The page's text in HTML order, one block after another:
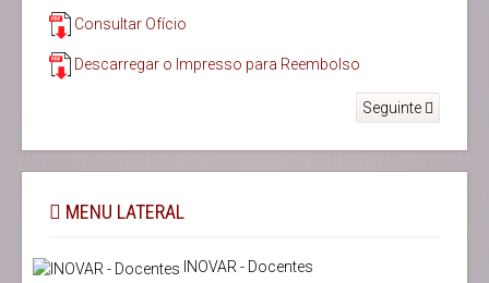
Consultar Ofício
Descarregar o Impresso para Reembolso
Seguinte
MENU LATERAL
INOVAR - Docentes